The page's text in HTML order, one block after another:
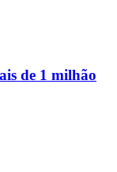
de 1 milhão